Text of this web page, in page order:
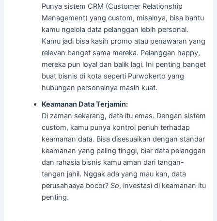
Punya sistem CRM (Customer Relationship
Management) yang custom, misalnya, bisa bantu
kamu ngelola data pelanggan lebih personal.
Kamu jadi bisa kasih promo atau penawaran yang
relevan banget sama mereka. Pelanggan happy,
mereka pun loyal dan balik lagi. Ini penting banget
buat bisnis di kota seperti Purwokerto yang
hubungan personalnya masih kuat.
Keamanan Data Terjamin:
Di zaman sekarang, data itu emas. Dengan sistem
custom, kamu punya kontrol penuh terhadap
keamanan data. Bisa disesuaikan dengan standar
keamanan yang paling tinggi, biar data pelanggan
dan rahasia bisnis kamu aman dari tangan-
tangan jahil. Nggak ada yang mau kan, data
perusahaaya bocor?So, investasi di keamanan itu
penting.